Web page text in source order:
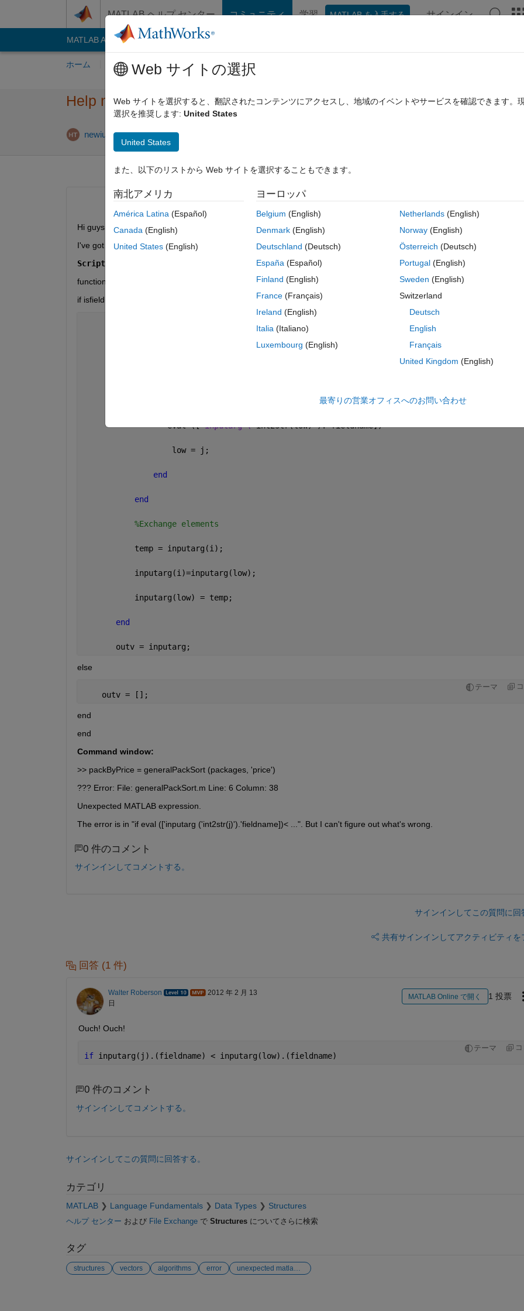
MATLAB ヘルプ センター コミュニティ 学習 MATLAB を入手する サインイン
MATLAB Answers File Exchange
ホーム 質問する 回答 閲覧 MATLAB に関する FAQ
Help needed on error!!!!!
newiuht 2012 2 月 13
0 投票
Hi guys,
I've got this error expression.. can someone help vet through my script and see what's wrong? thanks.
Script:
function outv = generalPackSort (inputarg, fieldname)
if isfield(inputarg, fieldname)
int2str(j)').'fieldname])< ...
                  eval ([
'inputarg ('int2str(low)').'fieldname])
                   low = j;
end
end
%Exchange elements
           temp = inputarg(i);
           inputarg(i)=inputarg(low);
           inputarg(low) = temp;
end
       outv = inputarg;
else
テーマ
    outv = [];
end
end
Command window:
>> packByPrice = generalPackSort (packages, 'price')
??? Error: File: generalPackSort.m Line: 6 Column: 38
Unexpected MATLAB expression.
The error is in "if eval (['inputarg ('int2str(j)').'fieldname])< ...". But I can't figure out what's wrong.
0 件のコメント
サインインしてコメントする。
サインインしてこの質問に回
共有サインインしてアクティビティを
回答 (1 件)
Walter Roberson
2012 年 2 月 13
日
MATLAB Online で開く 1 投票
Ouch! Ouch!
テーマ
if inputarg(j).(fieldname) < inputarg(low).(fieldname)
0 件のコメント
サインインしてコメントする。
サインインしてこの質問に回答する。
カテゴリ
MATLAB Language Fundamentals Data Types Structures
ヘルプ センター および File Exchangeで Structuresについてさらに検索
タグ
structures vectors algorithms error
Web サイトの選択
Web サイトを選択すると、翻訳されたコンテンツにアクセスし、地域のイベントやサービスを確認できます。
選択を推奨します: United States
United States
また、以下のリストから Web サイトを選択することもできます。
南北アメリカ
América Latina (Español)
Canada (English)
United States (English)
ヨーロッパ
Belgium (English)
Denmark (English)
Deutschland (Deutsch)
España (Español)
Finland (English)
France (Français)
Ireland (English)
Italia (Italiano)
Luxembourg (English)
Netherlands(English)
Norway(English)
Österreich (Deutsch)
Portugal(English)
Sweden (English)
Switzerland
Deutsch
English
Français
United Kingdom (English)
最寄りの営業オフィスへのお問い合わせ